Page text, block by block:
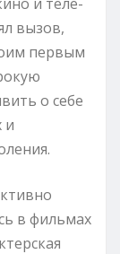
вызов,
первым
о себе
и
в фильмах